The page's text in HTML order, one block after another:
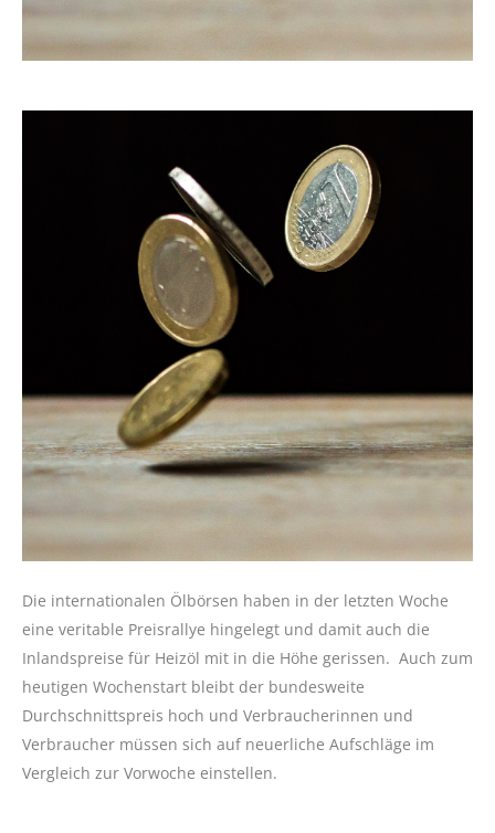
Die internationalen Ölbörsen haben in der letzten Woche
eine veritable Preisrallye hingelegt und damit auch die
Inlandspreise für Heizöl mit in die Höhe gerissen. Auch zum
heutigen Wochenstart bleibt der bundesweite
Durchschnittspreis hoch und Verbraucherinnen und
Verbraucher müssen sich auf neuerliche Aufschläge im
Vergleich zur Vorwoche einstellen.